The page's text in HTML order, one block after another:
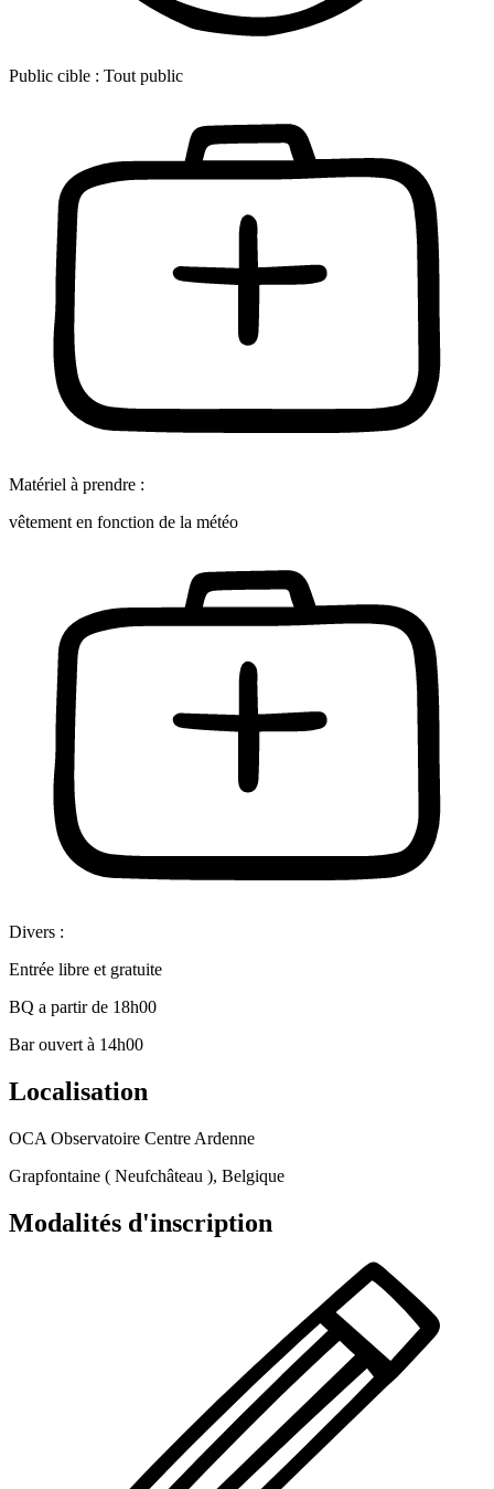
Public cible : Tout public
Matériel à prendre :
vêtement en fonction de la météo
Divers :
Entrée libre et gratuite
BQ a partir de 18h00
Bar ouvert à 14h00
Localisation
OCA Observatoire Centre Ardenne
Grapfontaine ( Neufchâteau ), Belgique
Modalités d'inscription